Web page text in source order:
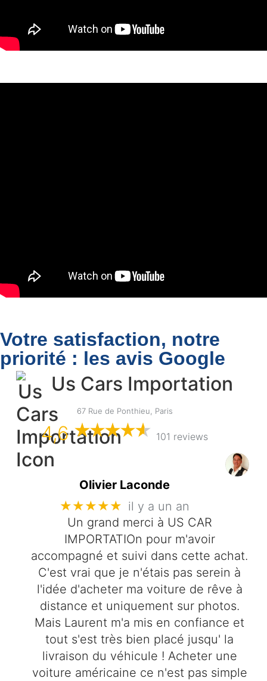
Votre satisfaction, notre
priorité : les avis Google
Us Cars Importation
67 Rue de Ponthieu, Paris
4,6 101 reviews
Olivier Laconde
★★★★★ il y a un an
Un grand merci à US CAR
IMPORTATIOn pour m'avoir
accompagné et suivi dans cette achat.
C'est vrai que je n'étais pas serein à
l'idée d'acheter ma voiture de rêve à
distance et uniquement sur photos.
Mais Laurent m'a mis en confiance et
tout s'est très bien placé jusqu' la
livraison du véhicule ! Acheter une
voiture américaine ce n'est pas simple